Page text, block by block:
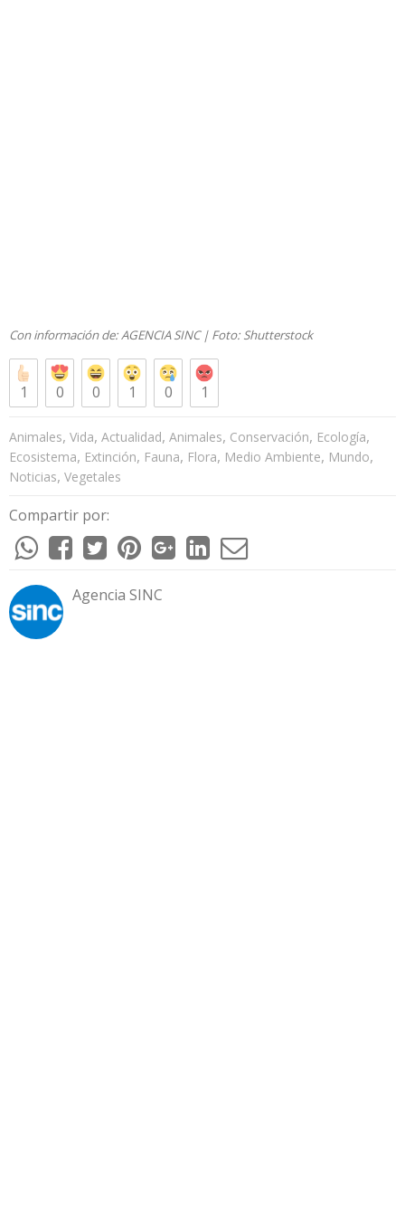
Con información de:AGENCIA SINC| Foto: Shutterstock
1 0 0 1 0 1
Animales, Vida, Actualidad, Animales, Conservación, Ecología,
Ecosistema, Extinción, Fauna, Flora, Medio Ambiente, Mundo,
Noticias, Vegetales
Compartir por:
Agencia SINC